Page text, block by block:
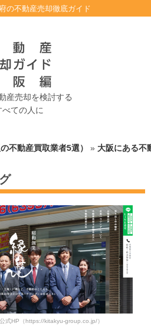
の不動産売却徹底ガイド
産売却を検討する
べての人に
不動産買取業者5選） » 大阪にある不
式HP （https://kitakyu-group.co.jp/）